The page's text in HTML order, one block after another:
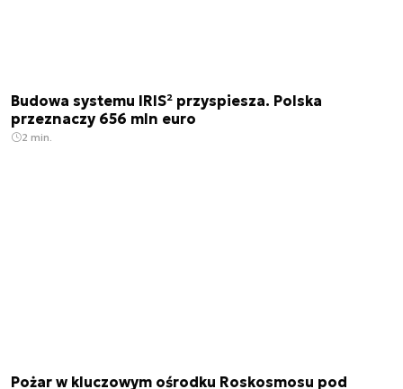
Budowa systemu IRIS² przyspiesza. Polska
przeznaczy 656 mln euro
2 min.
Pożar w kluczowym ośrodku Roskosmosu pod